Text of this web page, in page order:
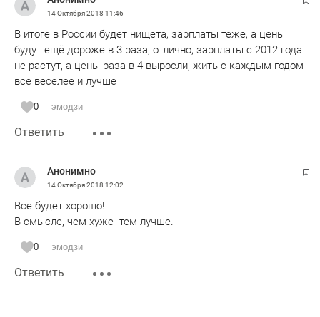
14 Октября 2018 11:46
В итоге в России будет нищета, зарплаты теже, а цены
будут ещё дороже в 3 раза, отлично, зарплаты с 2012 года
не растут, а цены раза в 4 выросли, жить с каждым годом
все веселее и лучше
0 эмодзи
Ответить
Анонимно
14 Октября 2018 12:02
Все будет хорошо!
В смысле, чем хуже- тем лучше.
0 эмодзи
Ответить